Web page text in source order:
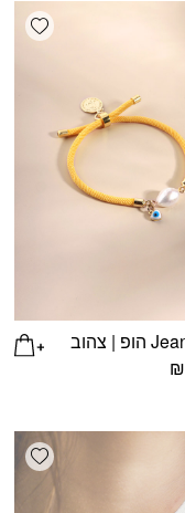
₪